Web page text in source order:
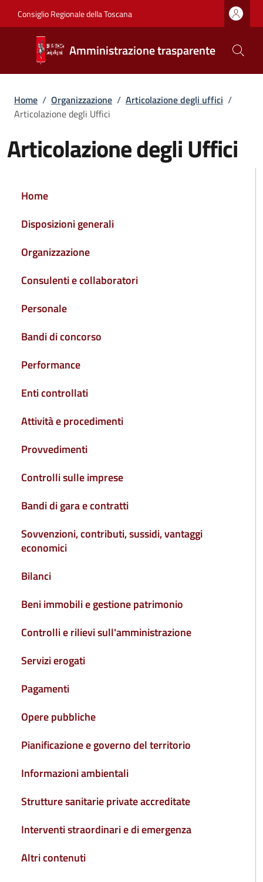
Consiglio Regionale della Toscana
Amministrazione trasparente
Briciole di pane
Home / Organizzazione / Articolazione degli uffici /
Articolazione degli Uffici
Articolazione degli Uffici
NAVIGAZIONE PRINCIPALE
Home
Disposizioni generali
Organizzazione
Consulenti e collaboratori
Personale
Bandi di concorso
Performance
Enti controllati
Attività e procedimenti
Provvedimenti
Controlli sulle imprese
Bandi di gara e contratti
Sovvenzioni, contributi, sussidi, vantaggi
economici
Bilanci
Beni immobili e gestione patrimonio
Controlli e rilievi sull'amministrazione
Servizi erogati
Pagamenti
Opere pubbliche
Pianificazione e governo del territorio
Informazioni ambientali
Strutture sanitarie private accreditate
Interventi straordinari e di emergenza
Altri contenuti